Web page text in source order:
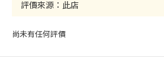
尚未有任何評價